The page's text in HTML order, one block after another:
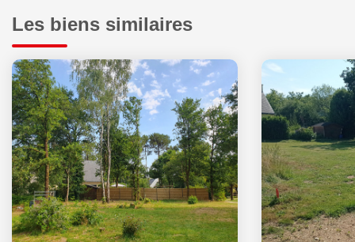
Les biens similaires